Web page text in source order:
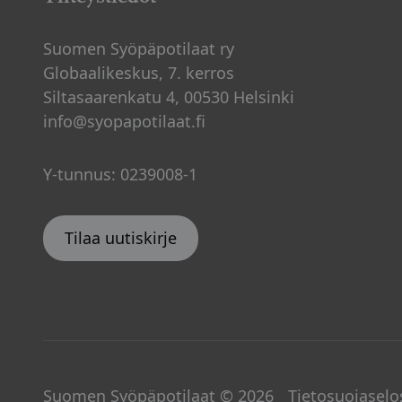
Suomen Syöpäpotilaat ry
Globaalikeskus, 7. kerros
Siltasaarenkatu 4, 00530 Helsinki
info@syopapotilaat.fi
Y-tunnus: 0239008-1
Tilaa uutiskirje
Suomen Syöpäpotilaat © 2026